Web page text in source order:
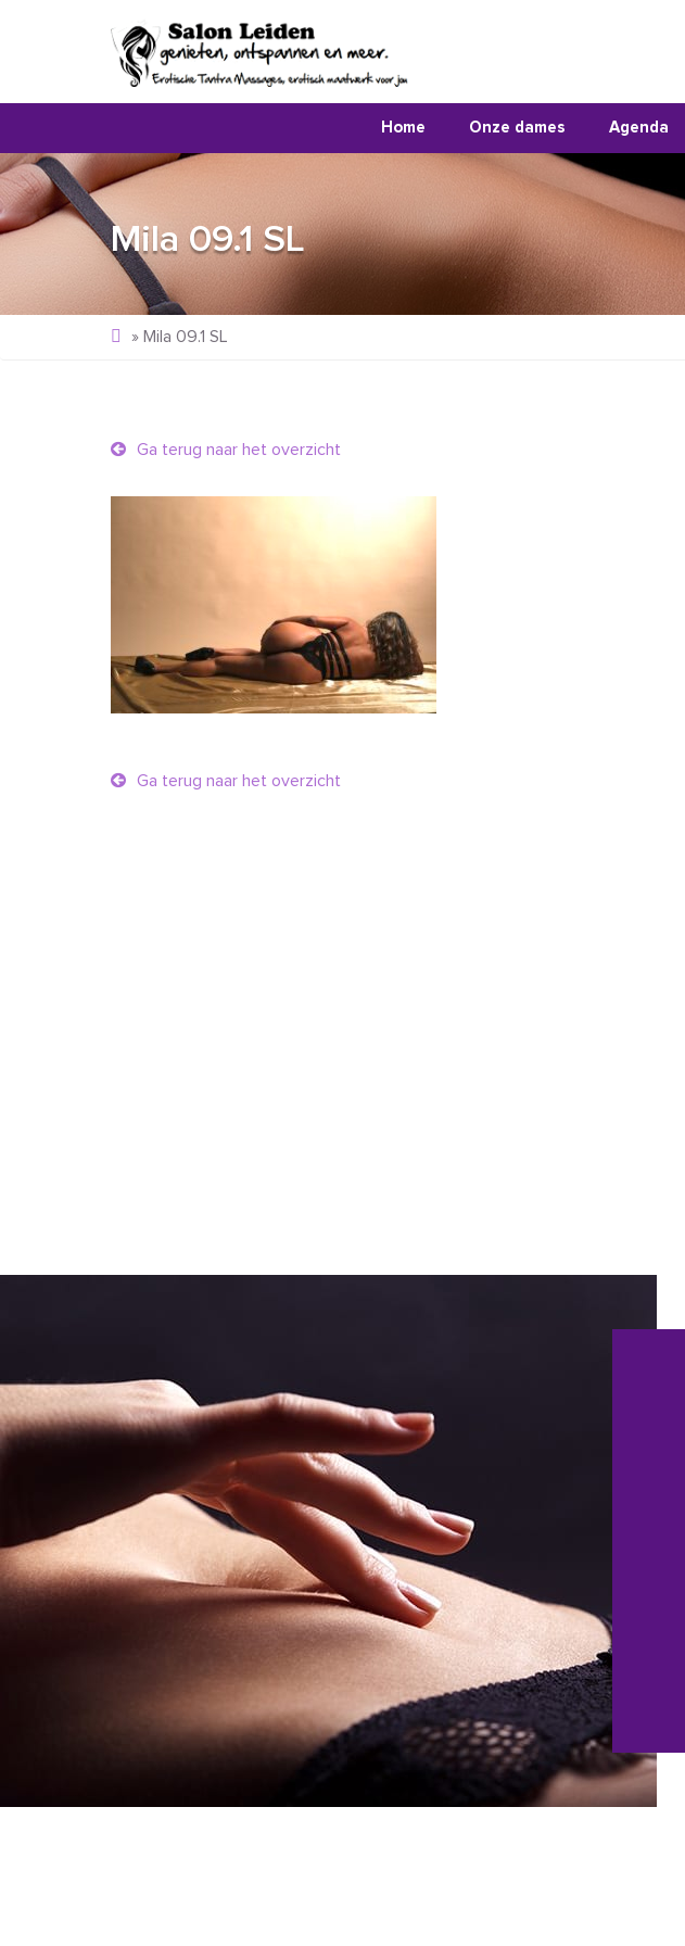
Home Onze dames Agenda
Mila 09.1 SL
» Mila 09.1 SL
Ga terug naar het overzicht
Ga terug naar het overzicht